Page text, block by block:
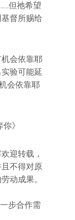
但祂希望
督所赐给
会依靠耶
验可能延
会依靠耶
》
迎转载，
不得对原
动成果。
步合作需